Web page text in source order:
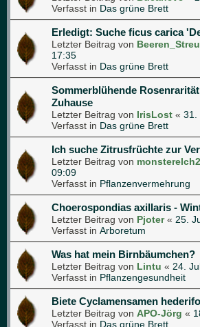
Verfasst in Das grüne Brett
Erledigt: Suche ficus carica
Letzter Beitrag von
17:35
Verfasst in Das grüne Brett
Sommerblühende
Zuhause
Letzter Beitrag von IrisLost « 31.
Verfasst in Das grüne Brett
Ich suche Zitrusfrüchte zur
Letzter Beitrag von
09:09
Verfasst in Pflanzenvermehrung
Choerospondias axillaris -
Letzter Beitrag von Pjoter« 25.
Verfasst in Arboretum
Was hat mein Birnbäumchen?
Letzter Beitrag von Lintu « 24.
Verfasst in Pflanzengesundheit
Biete Cyclamensamen
Letzter Beitrag von APO-Jörg «
Verfasst in Das grüne Brett